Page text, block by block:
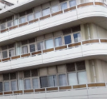
棟
を見る